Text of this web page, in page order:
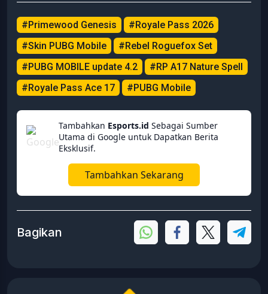
#Primewood Genesis
#Royale Pass 2026
#Skin PUBG Mobile
#Rebel Roguefox Set
#PUBG MOBILE update 4.2
#RP A17 Nature Spell
#Royale Pass Ace 17
#PUBG Mobile
Tambahkan Esports.id Sebagai Sumber
Utama di Google untuk Dapatkan Berita
Eksklusif.
Tambahkan Sekarang
Bagikan